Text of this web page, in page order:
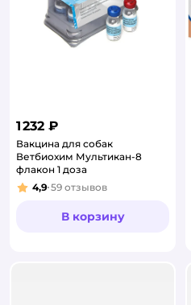
1 232 ₽
Вакцина для собак
Ветбиохим Мультикан-8
флакон 1 доза
Рейтинг:
4,9 59 отзывов
В корзину